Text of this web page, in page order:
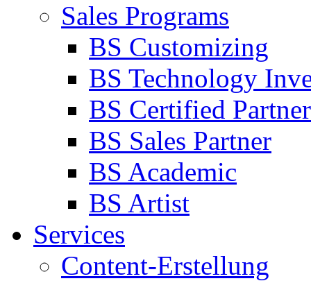
Sales Programs
BS Customizing
BS Technology
BS Certified Partner
BS Sales Partner
BS Academic
BS Artist
Services
Content-Erstellung